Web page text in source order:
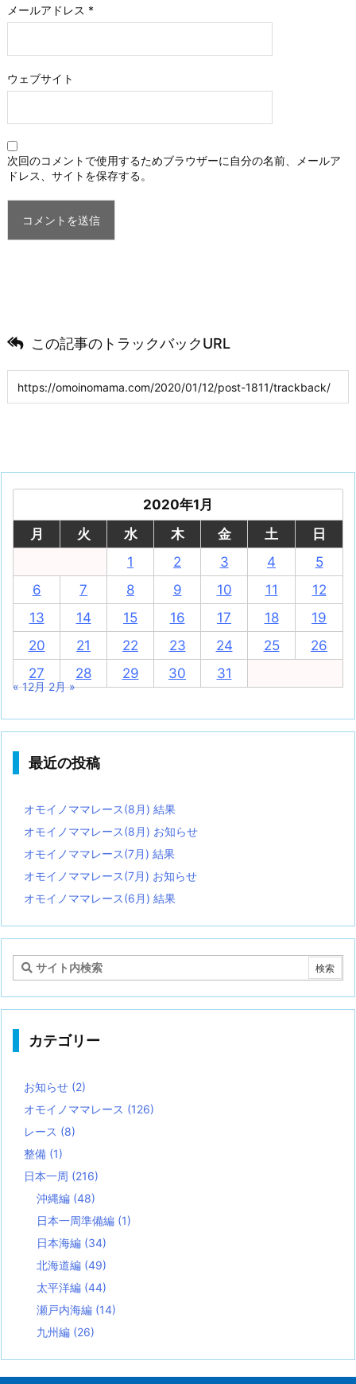
メールアドレス *
ウェブサイト
次回のコメントで使用するためブラウザーに自分の名前、メールア
ドレス、サイトを保存する。
この記事のトラックバックURL
2020年1月
月
火 水 木 金 土
日
1
2 3 4
5
6
7 8 9 10 11
12
13
14 15 16 17 18
19
20
21 22 23 24 25
26
27
28 29 30 31
« 12月 2月 »
最近の投稿
オモイノママレース(8月) 結果
オモイノママレース(8月) お知らせ
オモイノママレース(7月) 結果
オモイノママレース(7月) お知らせ
オモイノママレース(6月) 結果
カテゴリー
お知らせ (2)
オモイノママレース (126)
レース (8)
整備 (1)
日本一周 (216)
沖縄編 (48)
日本一周準備編 (1)
日本海編 (34)
北海道編 (49)
太平洋編 (44)
瀬戸内海編 (14)
九州編 (26)